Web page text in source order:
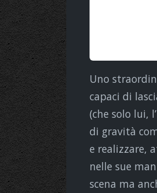
Uno
capaci di
(che solo lui,
di gravità
e realizzare,
nelle sue
scena ma